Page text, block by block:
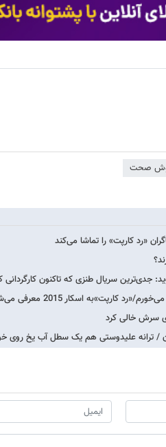
صحت
«رد کارپت» را تماشا می‌کند
سریال طنزی که تاکنون کارگردانی
اسکار 2015 معرفی می‌شود؟/رضا…
سرش خالی کرد
/ ترانه علیدوستی هم یک سطل آب یخ